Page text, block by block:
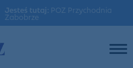
Jesteś tutaj: POZ Przychodnia
Zabobrze